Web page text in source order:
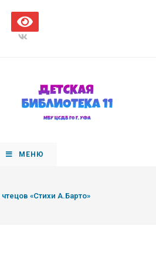
МЕНЮ
«Стихи А.Барто»